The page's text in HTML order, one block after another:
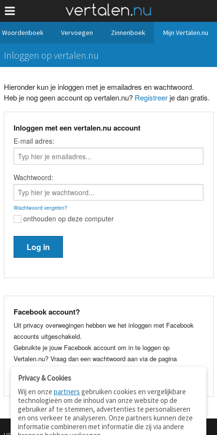
Woordenboek Vervoegen Zinnenboek Mijn Vertalen.nu
Inloggen op vertalen.nu
Hieronder kun je inloggen met je emailadres en wachtwoord.
Heb je nog geen account op vertalen.nu? Registreerje dan gratis.
Inloggen met een vertalen.nu account
E-mail adres:
Wachtwoord:
Wachtwoord vergeten?
onthouden op deze computer
Facebook account?
Uit privacy overwegingen hebben we het inloggen met Facebook
accounts uitgeschakeld.
Gebruikte je jouw Facebook account om in te loggen op
Vertalen.nu? Vraag dan een wachtwoord aan via de pagina
je e-mail adres en wachtwoord.
Privacy & Cookies
Wij en onzepartners gebruiken cookies en vergelijkbare
technologieën om de inhoud van onze website op de
gebruiker af te stemmen, advertenties te personaliseren
en ons verkeer te analyseren. Onze partners kunnen deze
informatie combineren met informatie die zij via andere